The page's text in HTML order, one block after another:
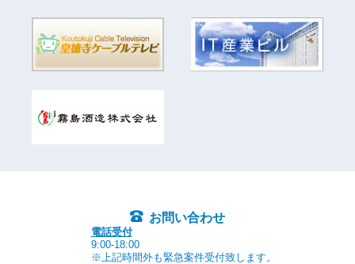
お問い合わせ
電話受付
9:00-18:00
※上記時間外も緊急案件受付致します。